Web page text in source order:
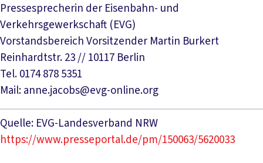
Pressesprecherin der Eisenbahn- und
Verkehrsgewerkschaft (EVG)
Vorstandsbereich Vorsitzender Martin Burkert
Reinhardtstr. 23 // 10117 Berlin
Tel. 0174 878 5351
Mail: anne.jacobs@evg-online.org
Quelle: EVG-Landesverband NRW
https://www.presseportal.de/pm/150063/5620033